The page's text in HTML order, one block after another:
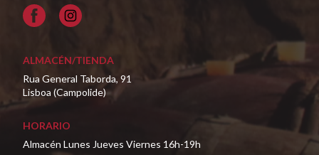
Facebook
ALMACÉN/TIENDA
Rua General Taborda, 91
Lisboa (Campolide)
HORARIO
Almacén Lunes Jueves Viernes 16h-19h